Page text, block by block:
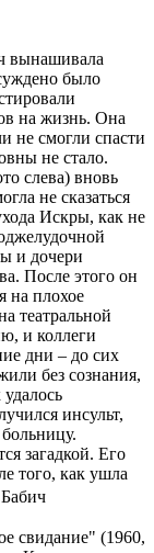
вынашивала
было
на жизнь. Она
не смогли спасти
не стало.
слева) вновь
не сказаться
Искры, как не
и дочери
После этого он
на плохое
театральной
и коллеги
дни – до сих
без сознания,
инсульт,
загадкой. Его
того, как ушла
свидание" (1960,